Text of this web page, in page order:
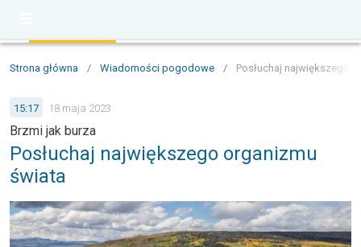
Strona główna / Wiadomości pogodowe / Posłuchaj największego
15:17 18 maja 2023
Brzmi jak burza
Posłuchaj największego organizmu
świata